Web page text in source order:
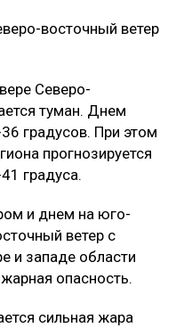
восточный ветер
Северо-
туман. Днем
градусов. При этом
прогнозируется
градуса.
и днем на юго-
ветер с
и западе области
опасность.
сильная жара